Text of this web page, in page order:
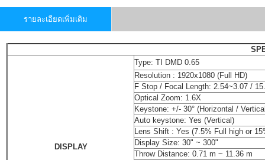
รายละเอียดเพิ่มเติม
DISPLAY
Type:TI DMD 0.65
Resolution : 1920x1080 (Full HD)
F Stop / Focal Length:2.54~3.07 /
Optical Zoom: 1.6X
Keystone:+/- 30° (Horizontal /
Auto keystone:Yes (Vertical)
Lens Shift :Yes (7.5% Full high or
Display Size:30" ~ 300"
Throw Distance:0.71 m ~ 11.36 m